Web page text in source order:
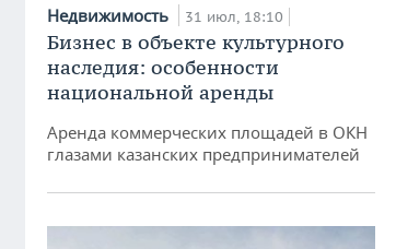
Недвижимость 31 июл, 18:10
Бизнес в объекте культурного
наследия: особенности
национальной аренды
Аренда коммерческих площадей в ОКН
глазами казанских предпринимателей